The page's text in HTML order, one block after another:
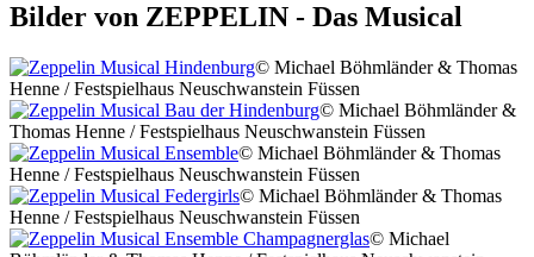
Bilder von ZEPPELIN - Das Musical
© Michael Böhmländer & Thomas
Henne / Festspielhaus Neuschwanstein Füssen
© Michael Böhmländer &
Thomas Henne / Festspielhaus Neuschwanstein Füssen
© Michael Böhmländer & Thomas
Henne / Festspielhaus Neuschwanstein Füssen
© Michael Böhmländer & Thomas
Henne / Festspielhaus Neuschwanstein Füssen
© Michael